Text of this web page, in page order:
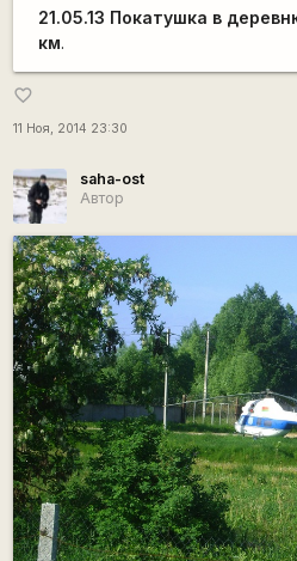
21.05.13 Покатушка в
км.
favorite_border
11 Ноя, 2014 23:30
saha-ost
Автор